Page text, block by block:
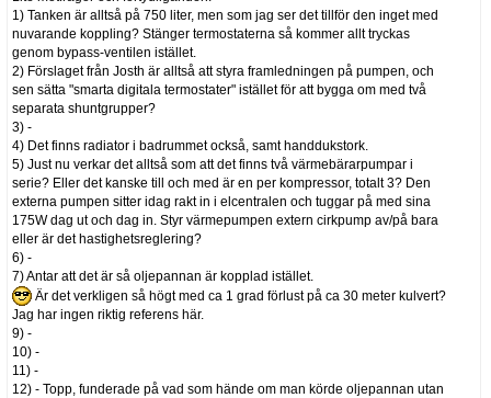
1) Tanken är alltså på 750 liter, men som jag ser det tillför den inget med
nuvarande koppling? Stänger termostaterna så kommer allt tryckas
genom bypass-ventilen istället.
2) Förslaget från Josth är alltså att styra framledningen på pumpen, och
sen sätta "smarta digitala termostater" istället för att bygga om med två
separata shuntgrupper?
3) -
4) Det finns radiator i badrummet också, samt handdukstork.
5) Just nu verkar det alltså som att det finns två värmebärarpumpar i
serie? Eller det kanske till och med är en per kompressor, totalt 3? Den
externa pumpen sitter idag rakt in i elcentralen och tuggar på med sina
175W dag ut och dag in. Styr värmepumpen extern cirkpump av/på bara
eller är det hastighetsreglering?
6) -
7) Antar att det är så oljepannan är kopplad istället.
Är det verkligen så högt med ca 1 grad förlust på ca 30 meter kulvert?
Jag har ingen riktig referens här.
9) -
10) -
11) -
12) - Topp, funderade på vad som hände om man körde oljepannan utan